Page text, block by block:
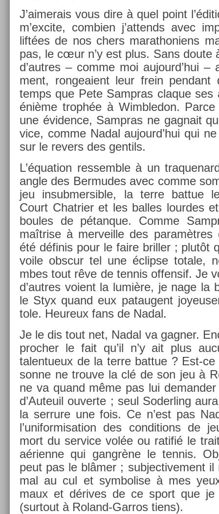
J’aimerais vous dire à quel point
m’ex­cite, com­bi­en j’at­tends avec
liftées de nos chers marat­honiens
pas, le cœur n’y est plus. Sans doute
d’aut­res – comme moi aujourd’hui
ment, ron­geaient leur frein pen­dant
temps que Pete Sampras claque ses
énième trophée à Wimbledon. Parce
une évid­ence, Sampras ne gag­nait
vice, comme Nadal aujourd’hui qui
sur le re­v­ers des gen­tils.
L’équa­tion re­ssemble à un
angle des Be­rmudes avec comme
jeu in­sub­mersib­le, la terre bat­tue
Court Chat­ri­er et les bal­les lour­des
boules de pétan­que. Comme
maîtrise à mer­veil­le des paramètres
été définis pour le faire brill­er ; plutôt
voile ob­scur tel une éclip­se totale,
mbes tout rêve de ten­nis of­fen­sif. Je
d’aut­res voient la lumière, je nage la
le Styx quand eux pataugent
tole. Heureux fans de Nadal.
Je le dis tout net, Nadal va gagn­er.
proch­er le fait qu’il n’y ait plus
talen­tueux de la terre bat­tue ? Est-
son­ne ne trouve la clé de son jeu à
ne va quand même pas lui
d’Auteuil ouver­te ; seul Soderl­ing
la ser­rure une fois. Ce n’est pas
l’unifor­misa­tion des con­di­tions de
mort du ser­vice volée ou ratifié le
aé­rien­ne qui gangrène le ten­nis.
peut pas le blâmer ; sub­jec­tive­ment
mal au cul et sym­bol­ise à mes
maux et dérives de ce sport que je
(sur­tout à Roland-Garros tiens).